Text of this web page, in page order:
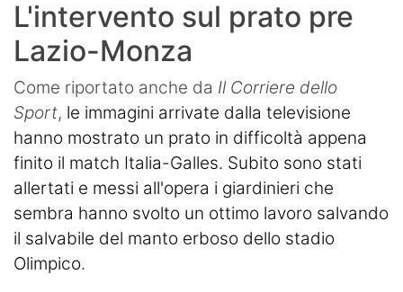
L'intervento sul prato pre
Lazio-Monza
Come riportato anche da Il Corriere dello
Sport, le immagini arrivate dalla televisione
hanno mostrato un prato in difficoltà appena
finito il match Italia-Galles. Subito sono stati
allertati e messi all'opera i giardinieri che
sembra hanno svolto un ottimo lavoro salvando
il salvabile del manto erboso dello stadio
Olimpico.